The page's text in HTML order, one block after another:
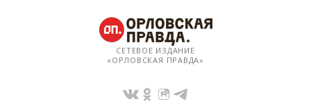
СЕТЕВОЕ ИЗДАНИЕ
«ОРЛОВСКАЯ ПРАВДА»